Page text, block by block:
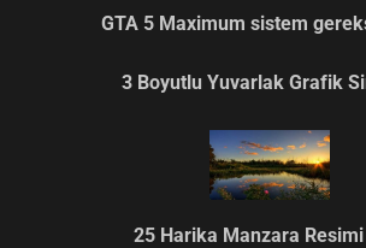
GTA 5 Maximum sistem
3 Boyutlu Yuvarlak Grafik
25 Harika Manzara